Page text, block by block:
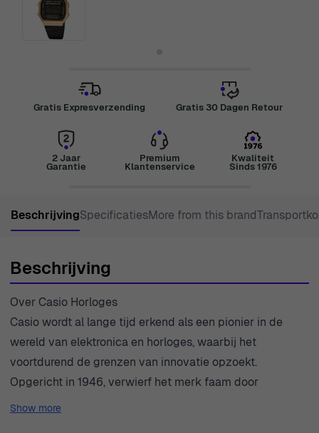
Gratis Expresverzending Gratis 30 Dagen Retour
2 Jaar
Garantie
Premium
Klantenservice
Kwaliteit
Sinds 1976
BeschrijvingSpecificatiesMore from this brand
Beschrijving
Over Casio Horloges
Casio wordt al lange tijd erkend als een pionier in de
wereld van elektronica en horloges, waarbij het
voortdurend de grenzen van innovatie opzoekt.
Opgericht in 1946, verwierf het merk faam door
technologie te integreren in stijlvolle horlogedesigns. De
Show more